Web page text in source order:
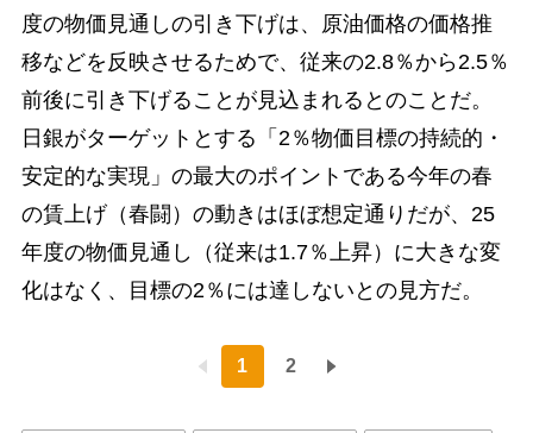
度の物価見通しの引き下げは、原油価格の価格推
移などを反映させるためで、従来の2.8％から2.5％
前後に引き下げることが見込まれるとのことだ。
日銀がターゲットとする「2％物価目標の持続的・
安定的な実現」の最大のポイントである今年の春
の賃上げ（春闘）の動きはほぼ想定通りだが、25
年度の物価見通し（従来は1.7％上昇）に大きな変
化はなく、目標の2％には達しないとの見方だ。
1 2